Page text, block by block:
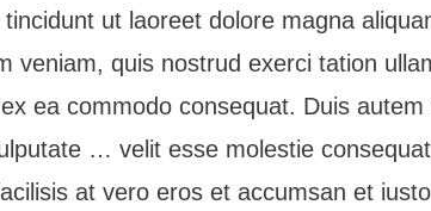
ut laoreet dolore magna
veniam, quis nostrud exerci tation
ea commodo consequat. Duis
… velit esse molestie
at vero eros et accumsan et